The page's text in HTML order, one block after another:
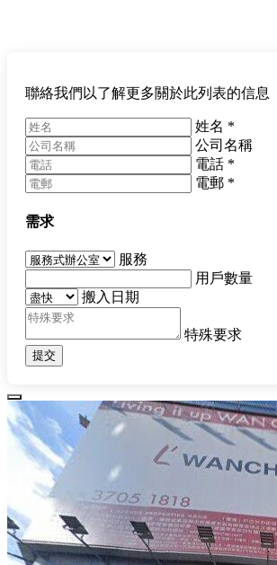
聯絡我們以了解更多關於此列表的信息
姓名 *
公司名稱
電話 *
電郵 *
需求
服務
用戶數量
搬入日期
特殊要求
提交